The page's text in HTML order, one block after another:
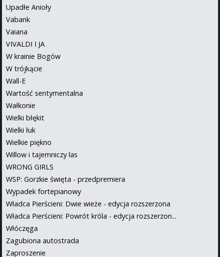
Upadłe Anioły
Vabank
Vaiana
VIVALDI I JA
W krainie Bogów
W trójkącie
Wall-E
Wartość sentymentalna
Wałkonie
Wielki błękit
Wielki łuk
Wielkie piękno
Willow i tajemniczy las
WRONG GIRLS
WSP: Gorzkie święta - przedpremiera
Wypadek fortepianowy
Władca Pierścieni: Dwie wieże - edycja rozszerzona
Władca Pierścieni: Powrót króla - edycja rozszerzon...
Włóczęga
Zagubiona autostrada
Zaproszenie